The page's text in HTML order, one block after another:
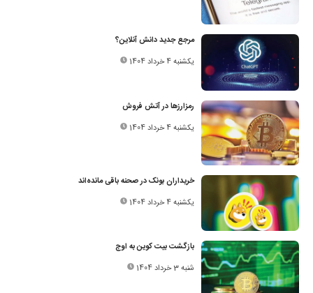
مرجع جدید دانش آنلاین؟
یکشنبه 4 خرداد 1404
رمزارزها در آتش فروش
یکشنبه 4 خرداد 1404
خریداران بونک در صحنه باقی مانده‌اند
یکشنبه 4 خرداد 1404
بازگشت بیت کوین به اوج
شنبه 3 خرداد 1404